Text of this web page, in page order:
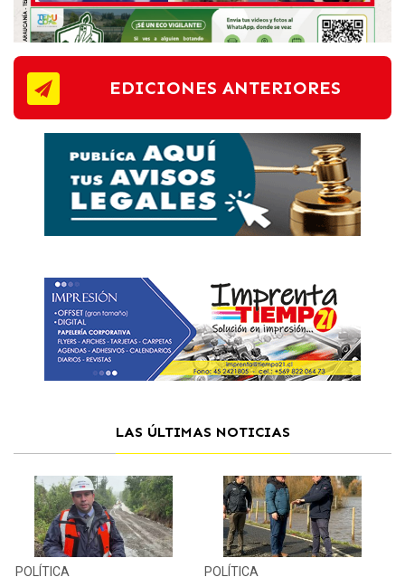
EDICIONES ANTERIORES
LAS ÚLTIMAS NOTICIAS
POLÍTICA POLÍTICA